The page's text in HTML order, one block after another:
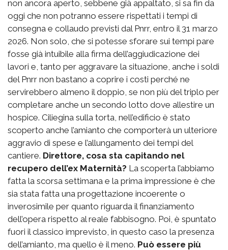
non ancora aperto, sebbene già appaltato, si sa fin da
oggi che non potranno essere rispettati i tempi di
consegna e collaudo previsti dal Pnrr, entro il 31 marzo
2026. Non solo, che si potesse sforare sui tempi pare
fosse già intuibile alla firma dell’aggiudicazione dei
lavori e, tanto per aggravare la situazione, anche i soldi
del Pnrr non bastano a coprire i costi perché ne
servirebbero almeno il doppio, se non più del triplo per
completare anche un secondo lotto dove allestire un
hospice. Ciliegina sulla torta, nell’edificio è stato
scoperto anche l’amianto che comporterà un ulteriore
aggravio di spese e l’allungamento dei tempi del
cantiere. Direttore, cosa sta capitando nel
recupero dell’ex Maternità? La scoperta l’abbiamo
fatta la scorsa settimana e la prima impressione è che
sia stata fatta una progettazione incoerente o
inverosimile per quanto riguarda il finanziamento
dell’opera rispetto al reale fabbisogno. Poi, è spuntato
fuori il classico imprevisto, in questo caso la presenza
dell’amianto, ma quello è il meno. Può essere più